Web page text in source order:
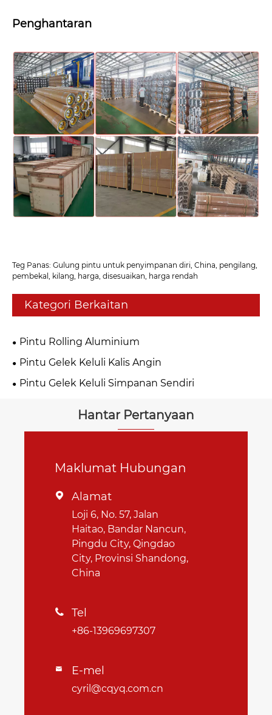
Penghantaran
Teg Panas: Gulung pintu untuk penyimpanan diri, China, pengilang,
pembekal, kilang, harga, disesuaikan, harga rendah
Kategori Berkaitan
Pintu Rolling Aluminium
Pintu Gelek Keluli Kalis Angin
Pintu Gelek Keluli Simpanan Sendiri
Hantar Pertanyaan
Maklumat Hubungan
 Alamat
Loji 6, No. 57, Jalan
Haitao, Bandar Nancun,
Pingdu City, Qingdao
City, Provinsi Shandong,
China
 Tel
+86-13969697307
 E-mel
cyril@cqyq.com.cn